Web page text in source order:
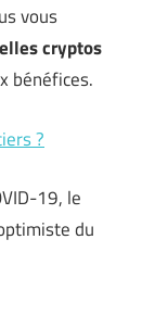
vous
cryptos
bénéfices.
?
19, le
du